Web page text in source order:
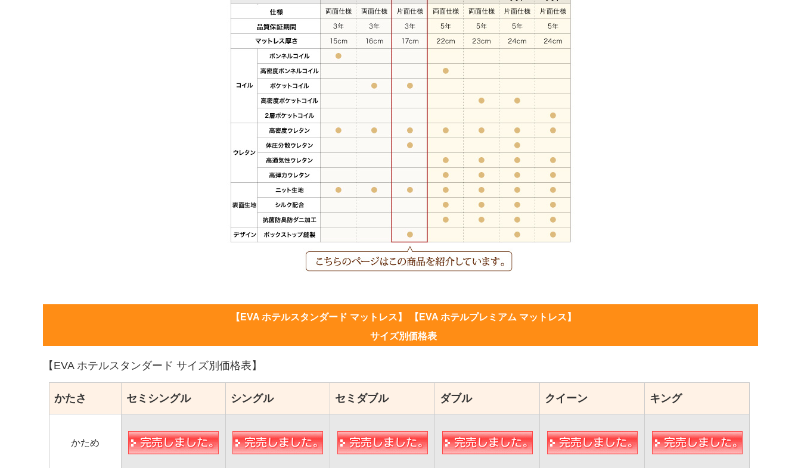
【EVA ホテルスタンダード マットレス】 【EVA ホテルプレミアム マットレス】
サイズ別価格表
【EVA ホテルスタンダード サイズ別価格表】
かたさ セミシングル シングル セミダブル ダブル クイーン キング
かため